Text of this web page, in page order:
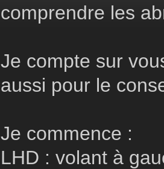
comprendre les
Je compte sur
aussi pour le
Je commence :
LHD : volant à